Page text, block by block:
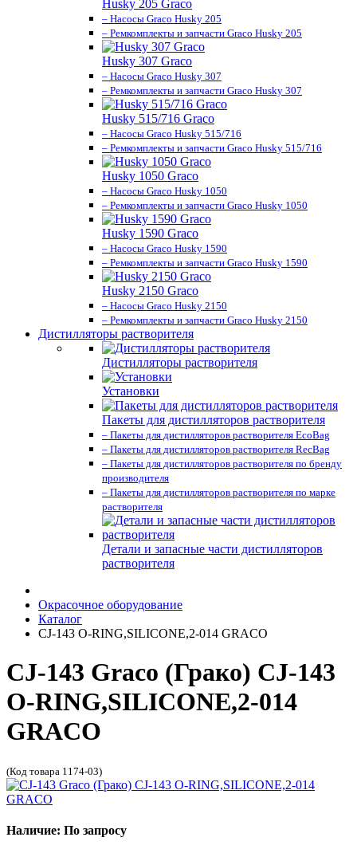
Husky 205 Graco
– Насосы Graco Husky 205
– Ремкомплекты и запчасти Graco Husky 205
Husky 307 Graco
– Насосы Graco Husky 307
– Ремкомплекты и запчасти Graco Husky 307
Husky 515/716 Graco
– Насосы Graco Husky 515/716
– Ремкомплекты и запчасти Graco Husky 515/716
Husky 1050 Graco
– Насосы Graco Husky 1050
– Ремкомплекты и запчасти Graco Husky 1050
Husky 1590 Graco
– Насосы Graco Husky 1590
– Ремкомплекты и запчасти Graco Husky 1590
Husky 2150 Graco
– Насосы Graco Husky 2150
– Ремкомплекты и запчасти Graco Husky 2150
Дистилляторы растворителя
Дистилляторы растворителя
Установки
Пакеты для дистилляторов растворителя
– Пакеты для дистилляторов растворителя EcoBag
– Пакеты для дистилляторов растворителя RecBag
– Пакеты для дистилляторов растворителя по бренду
производителя
– Пакеты для дистилляторов растворителя по марке
растворителя
Детали и запасные части дистилляторов
растворителя
Окрасочное оборудование
Каталог
CJ-143 O-RING,SILICONE,2-014 GRACO
CJ-143 Graco (Грако) CJ-143
O-RING,SILICONE,2-014
GRACO
(Код товара 1174-03)
Наличие: По запросу